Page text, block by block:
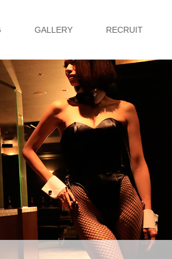
GALLERY RECRUIT